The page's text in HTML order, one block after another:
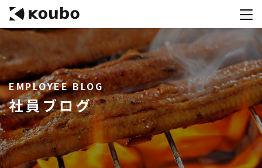
サービス
会社案内
実績紹介
採用情報
EMPLOYEE BLOG
社員ブログ